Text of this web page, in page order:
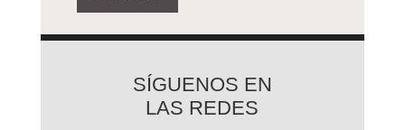
SÍGUENOS EN
LAS REDES